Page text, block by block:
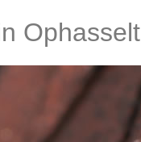
Ophasselt